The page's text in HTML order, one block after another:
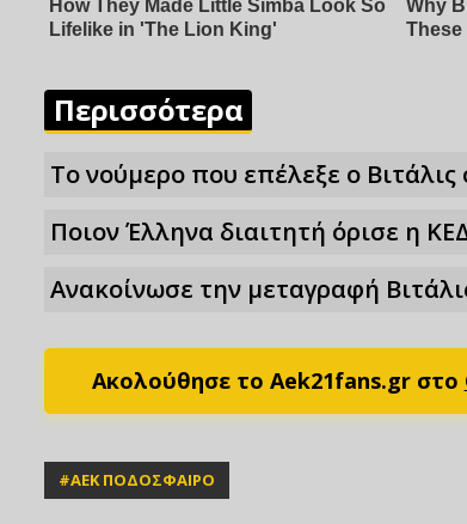
Περισσότερα
Το νούμερο που επέλεξε ο
Ποιον Έλληνα διαιτητή όρισε η
Ανακοίνωσε την μεταγραφή
Ακολούθησε το Aek21fans.gr στο
#ΑΕΚ ΠΟΔΟΣΦΑΙΡΟ